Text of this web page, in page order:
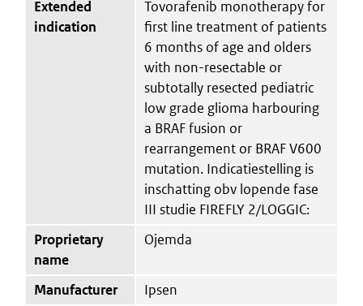
Extended
indication
Tovorafenib monotherapy for
first line treatment of patients
6 months of age and olders
with non-resectable or
subtotally resected pediatric
low grade glioma harbouring
a BRAF fusion or
rearrangement or BRAF V600
mutation. Indicatiestelling is
inschatting obv lopende fase
III studie FIREFLY 2/LOGGIC:
Proprietary
name
Ojemda
Manufacturer
Ipsen